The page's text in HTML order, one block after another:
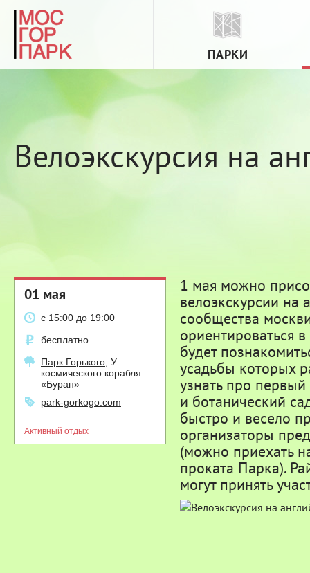
ПАРКИ
Велоэкскурсия на
01 мая
с 15:00 до 19:00
бесплатно
Парк Горького , У
космического корабля
«Буран»
park-gorkogo.com
Активный отдых
1 мая можно
велоэкскурсии на
сообщества
ориентироваться
будет
усадьбы которых
узнать про
и ботанический
быстро и весело
организаторы
(можно приехать
проката Парка).
могут принять